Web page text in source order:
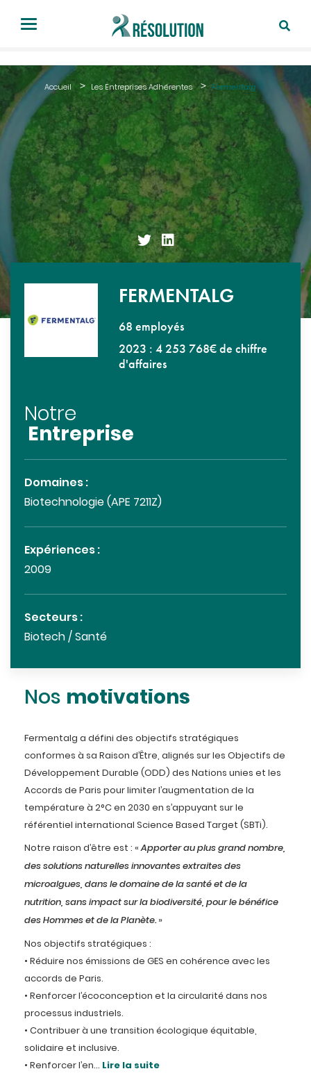
Accueil Les Entreprises Adhérentes Fermentalg
FERMENTALG
68 employés
2023 : 4 253 768€ de chiffre
d'affaires
Notre
Entreprise
Domaines :
Biotechnologie (APE 7211Z)
Expériences :
2009
Secteurs :
Biotech / Santé
Nos motivations
Fermentalg a défini des objectifs stratégiques
conformes à sa Raison d’Être, alignés sur les Objectifs de
Développement Durable (ODD) des Nations unies et les
Accords de Paris pour limiter l’augmentation de la
température à 2°C en 2030 en s’appuyant sur le
référentiel international Science Based Target (SBTi).
Notre raison d’être est : «Apporter au plus grand nombre,
des solutions naturelles innovantes extraites des
microalgues, dans le domaine de la santé et de la
nutrition, sans impact sur la biodiversité, pour le bénéfice
des Hommes et de la Planète.»
Nos objectifs stratégiques :
• Réduire nos émissions de GES en cohérence avec les
accords de Paris.
• Renforcer l’écoconception et la circularité dans nos
processus industriels.
• Contribuer à une transition écologique équitable,
solidaire et inclusive.
• Renforcer l’en... Lire la suite